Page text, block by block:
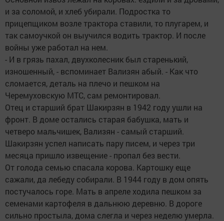
и за соломой, и хлеб убирали. Подростка то
прицепщиком возле трактора ставили, то плугарем, и
так самоучкой он выучился водить трактор. И после
войны уже работал на нем.
- И в грязь пахал, двухколесник был старенький,
изношенный, - вспоминает Вализян абый. - Как что
сломается, деталь на плечо и пешком на
Черемуховскую МТС, сам ремонтировал.
Отец и старший брат Шакирзян в 1942 году ушли на
фронт. В доме остались старая бабушка, мать и
четверо мальчишек, Вализян - самый старший.
Шакирзян успел написать пару писем, и через три
месяца пришло извещение - пропал без вести.
От голода семью спасала корова. Картошку еще
сажали, да лебеду собирали. В 1944 году в дом опять
постучалось горе. Мать в апреле ходила пешком за
семенами картофеля в дальнюю деревню. В дороге
сильно простыла, дома слегла и через неделю умерла.